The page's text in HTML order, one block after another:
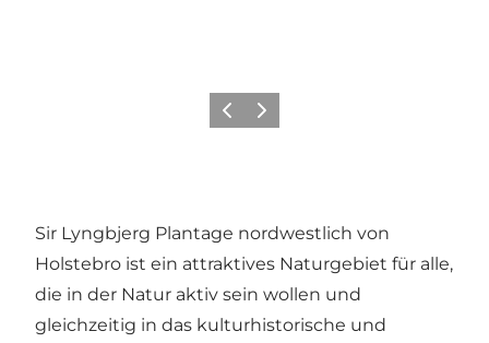
ZurückWeiter
Sir Lyngbjerg Plantage nordwestlich von
Holstebro ist ein attraktives Naturgebiet für alle,
die in der Natur aktiv sein wollen und
gleichzeitig in das kulturhistorische und